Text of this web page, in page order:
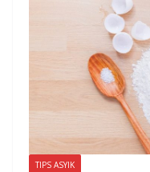
TIPS ASYIK